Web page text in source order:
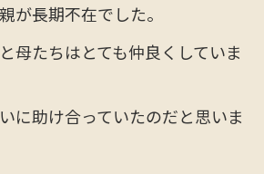
が長期不在でした。
母たちはとても仲良くしていま
に助け合っていたのだと思いま